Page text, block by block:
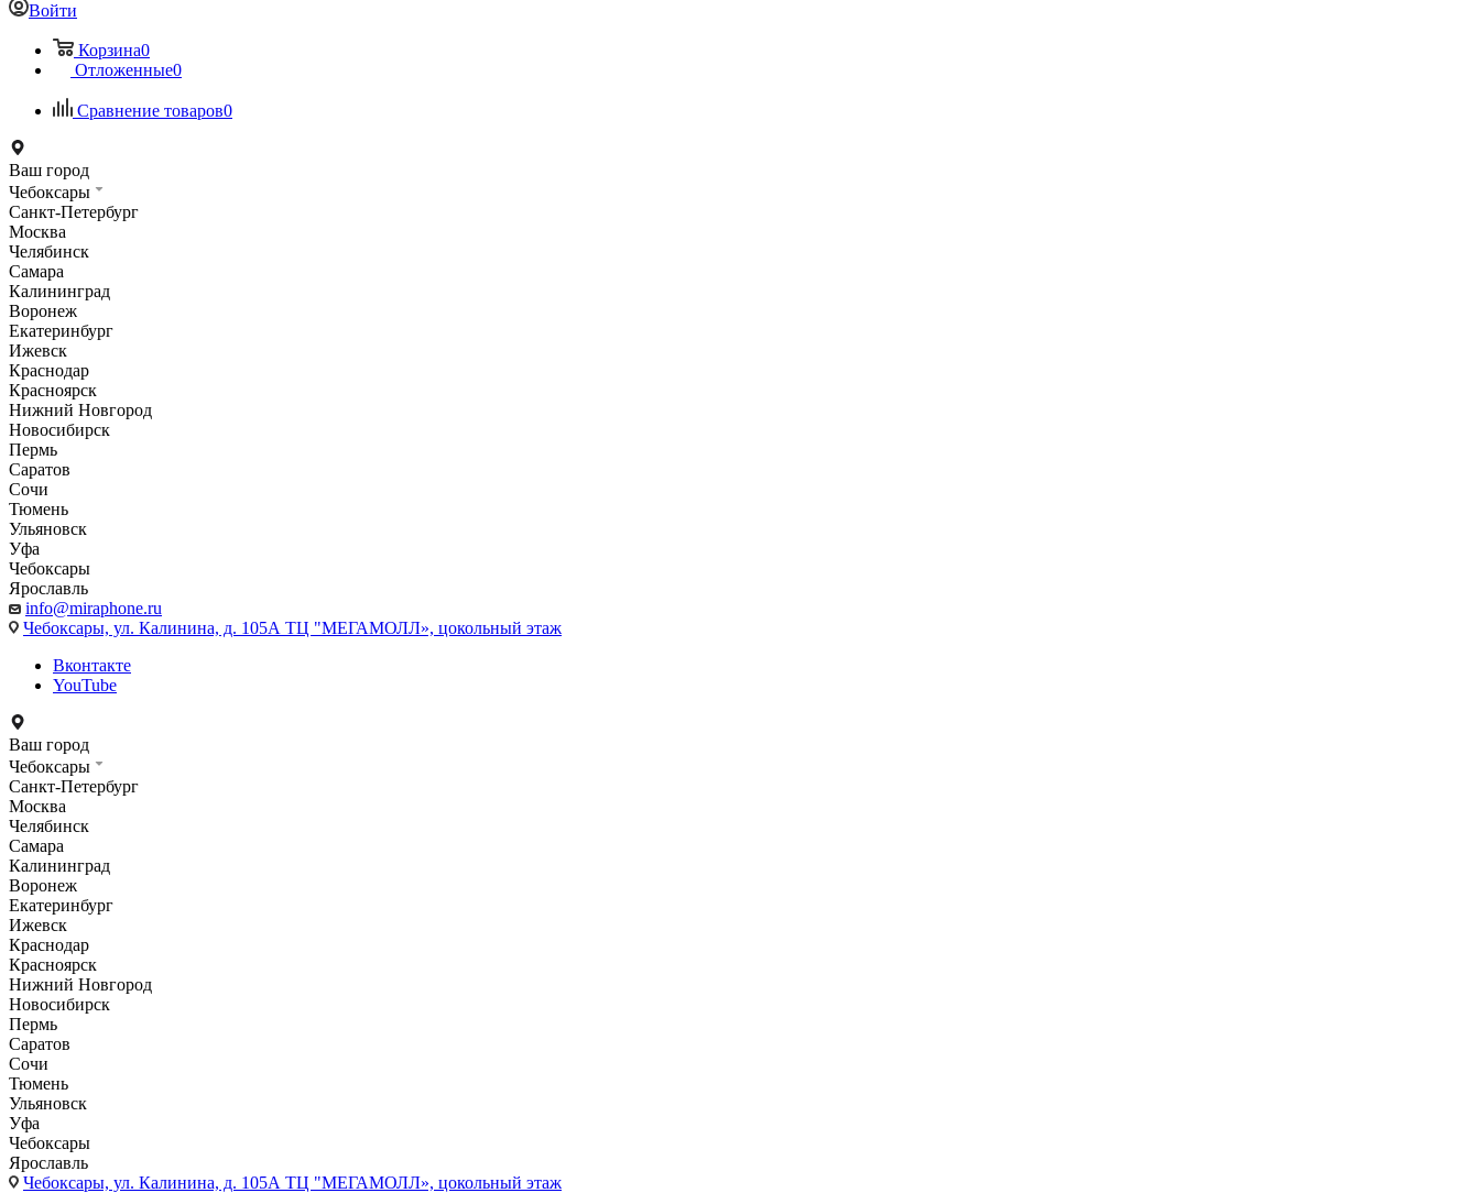
Войти
Корзина0
Отложенные0
Сравнение товаров0
Ваш город
Чебоксары
Санкт-Петербург
Москва
Челябинск
Самара
Калининград
Воронеж
Екатеринбург
Ижевск
Краснодар
Красноярск
Нижний Новгород
Новосибирск
Пермь
Саратов
Сочи
Тюмень
Ульяновск
Уфа
Чебоксары
Ярославль
info@miraphone.ru
Чебоксары, ул. Калинина, д. 105А ТЦ "МЕГАМОЛЛ», цокольный этаж
Вконтакте
YouTube
Ваш город
Чебоксары
Санкт-Петербург
Москва
Челябинск
Самара
Калининград
Воронеж
Екатеринбург
Ижевск
Краснодар
Красноярск
Нижний Новгород
Новосибирск
Пермь
Саратов
Сочи
Тюмень
Ульяновск
Уфа
Чебоксары
Ярославль
Чебоксары, ул. Калинина, д. 105А ТЦ "МЕГАМОЛЛ», цокольный этаж